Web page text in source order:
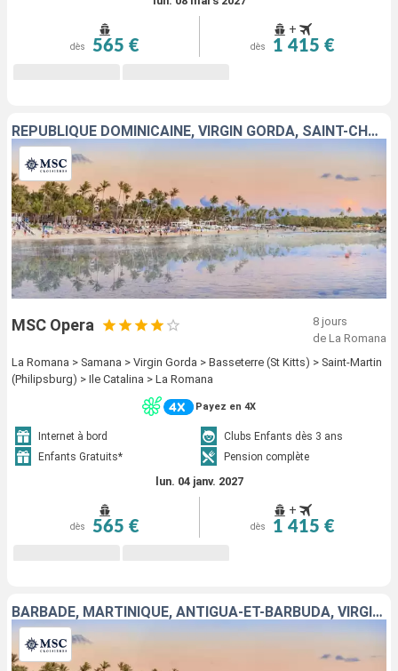
dès 565 €
+
dès 1 415 €
RÉPUBLIQUE DOMINICAINE, VIRGIN GORDA, SAINT-CHRISTOPHE-ET-NIÉVÈS, SAINT-MARTIN
MSC Opera
8 jours
de La Romana
La Romana > Samana > Virgin Gorda > Basseterre (St Kitts) > Saint-Martin
(Philipsburg) > Ile Catalina > La Romana
Payez en 4X
Internet à bord
Clubs Enfants dès 3 ans
Enfants Gratuits*
Pension complète
lun. 04 janv. 2027
dès 565 €
+
dès 1 415 €
BARBADE, MARTINIQUE, ANTIGUA-ET-BARBUDA, VIRGIN GORDA, RÉPUBLIQUE DOMINICAINE